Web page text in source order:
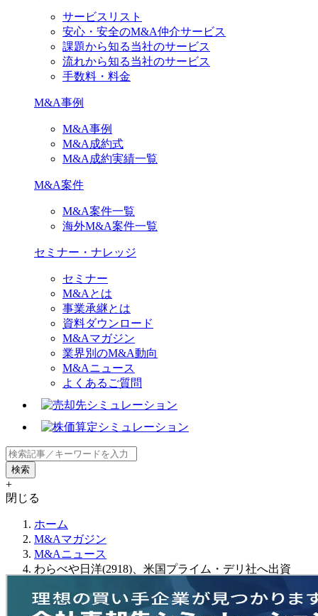
サービスリスト
安心・安全のM&A仲介サービス
課題から知る当社のサービス
流れから知る当社のサービス
手数料・料金
M&A事例
M&A事例
M&A成約式
M&A成約実績一覧
M&A案件
M&A案件一覧
海外M&A案件一覧
セミナー・ナレッジ
セミナー
M&Aとは
事業承継とは
資料ダウンロード
M&Aマガジン
業界別のM&A動向
M&Aニュース
よくあるご質問
+
閉じる
ホーム
M&Aマガジン
M&Aニュース
わらべや日洋(2918)、米国プライム・デリ社へ出資